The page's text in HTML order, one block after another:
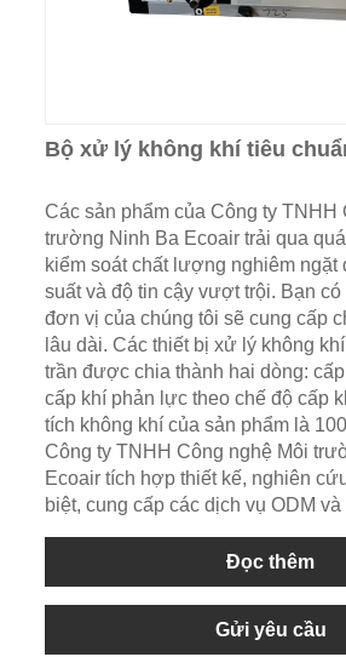
Bộ xử lý không khí tiêu
Các sản phẩm của Công ty TNHH
trường Ninh Ba Ecoair trải qua
kiểm soát chất lượng nghiêm ngặt
suất và độ tin cậy vượt trội. Bạn
đơn vị của chúng tôi sẽ cung cấp
lâu dài. Các thiết bị xử lý không
trần được chia thành hai dòng:
cấp khí phản lực theo chế độ cấp
tích không khí của sản phẩm là
Công ty TNHH Công nghệ Môi
Ecoair tích hợp thiết kế, nghiên
biệt, cung cấp các dịch vụ ODM và
Đọc thêm
Gửi yêu cầu